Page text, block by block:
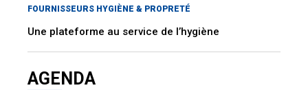
FOURNISSEURS HYGIÈNE & PROPRETÉ
Une plateforme au service de l’hygiène
AGENDA